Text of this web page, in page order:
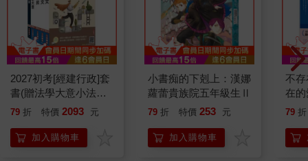
2027初考[經建行政]套
書(贈法學大意小法
典、國文複選題答題技
79 折 特價 2093 元
加入購物車
小書痴的下剋上：漢娜
蘿蕾貴族院五年級生Ⅱ
79 折 特價 253 元
加入購物車
不
在
獨】
79 折